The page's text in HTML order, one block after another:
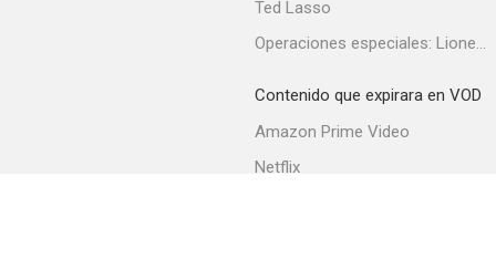
Ted Lasso
Operaciones especiales: Lioness
Contenido que expirara en VOD
Amazon Prime Video
Netflix